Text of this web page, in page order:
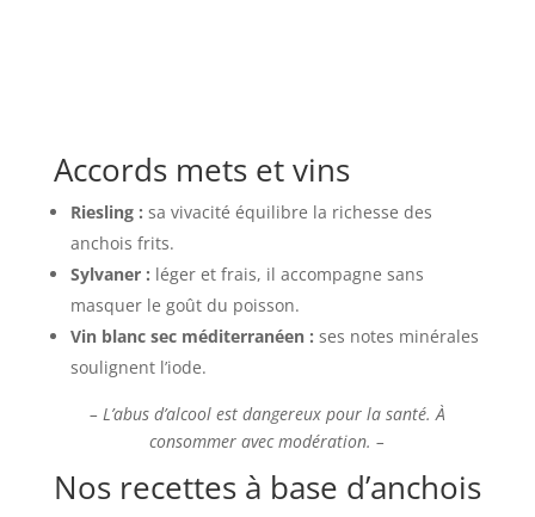
Accords mets et vins
Riesling : sa vivacité équilibre la richesse des
anchois frits.
Sylvaner : léger et frais, il accompagne sans
masquer le goût du poisson.
Vin blanc sec méditerranéen : ses notes minérales
soulignent l’iode.
– L’abus d’alcool est dangereux pour la santé. À
consommer avec modération. –
Nos recettes à base d’anchois